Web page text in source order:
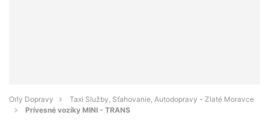
Orly Dopravy
Taxi Služby, Sťahovanie, Autodopravy - Zlaté Moravce
Prívesné vozíky MINI - TRANS